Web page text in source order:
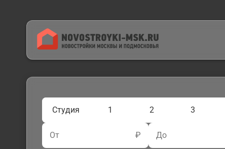
Студия 1 2 3
От ₽ До